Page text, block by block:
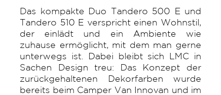
Das kompakte Duo Tandero 500 E und
Tandero 510 E verspricht einen Wohnstil,
der einlädt und ein Ambiente wie
zuhause ermöglicht, mit dem man gerne
unterwegs ist. Dabei bleibt sich LMC in
Sachen Design treu: Das Konzept der
zurückgehaltenen Dekorfarben wurde
bereits beim Camper Van Innovan und im